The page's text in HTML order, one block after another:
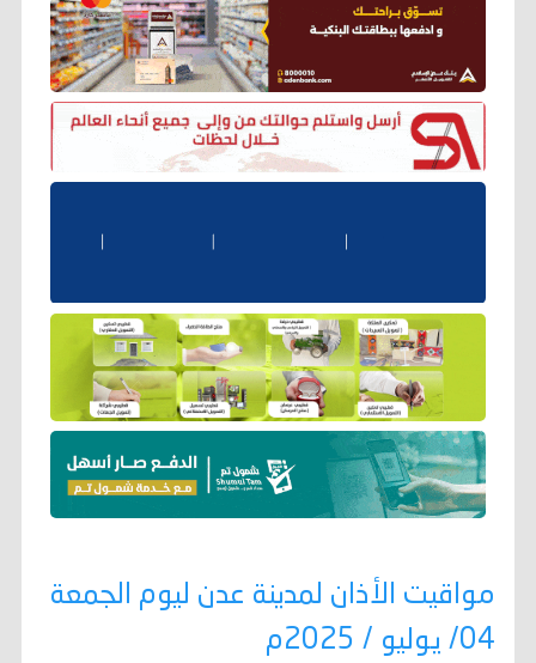
مواقيت الأذان لمدينة عدن ليوم الجمعة
04/ يوليو / 2025م